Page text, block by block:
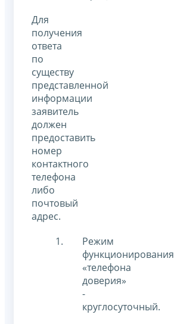
Для
получения
ответа
по
существу
представленной
информации
заявитель
должен
предоставить
номер
контактного
телефона
либо
почтовый
адрес.
Режим
функционирования
«телефона
доверия»
-
круглосуточный.